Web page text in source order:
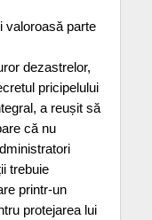
valoroasă parte
dezastrelor,
pricipelului
a reușit să
că nu
trebuie
printr-un
protejarea lui